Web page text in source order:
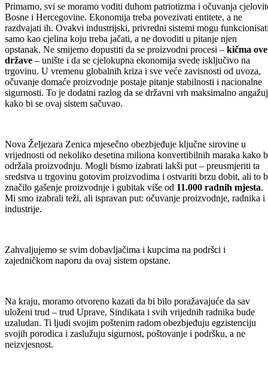
Primarno, svi se moramo voditi duhom patriotizma i očuvanja
Bosne i Hercegovine. Ekonomija treba povezivati entitete, a ne
razdvajati ih. Ovakvi industrijski, privredni sistemi mogu
samo kao cjelina koju treba jačati, a ne dovoditi u pitanje njen
opstanak. Ne smijemo dopustiti da se proizvodni procesi – kičma ove
države – unište i da se cjelokupna ekonomija svede isključivo na
trgovinu. U vremenu globalnih kriza i sve veće zavisnosti od uvoza,
očuvanje domaće proizvodnje postaje pitanje stabilnosti i nacionalne
sigurnosti. To je dodatni razlog da se državni vrh maksimalno
kako bi se ovaj sistem sačuvao.
Nova Željezara Zenica mjesečno obezbjeđuje ključne sirovine u
vrijednosti od nekoliko desetina miliona konvertibilnih maraka kako
održala proizvodnju. Mogli bismo izabrati lakši put – preusmjeriti ta
sredstva u trgovinu gotovim proizvodima i ostvariti brzu dobit, ali to
značilo gašenje proizvodnje i gubitak više od 11.000 radnih mjesta.
Mi smo izabrali teži, ali ispravan put: očuvanje proizvodnje, radnika i
industrije.
Zahvaljujemo se svim dobavljačima i kupcima na podršci i
zajedničkom naporu da ovaj sistem opstane.
Na kraju, moramo otvoreno kazati da bi bilo poražavajuće da sav
uloženi trud – trud Uprave, Sindikata i svih vrijednih radnika bude
uzaludan. Ti ljudi svojim poštenim radom obezbjeđuju egzistenciju
svojih porodica i zaslužuju sigurnost, poštovanje i podršku, a ne
neizvjesnost.